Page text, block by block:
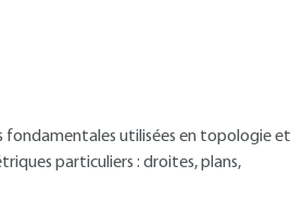
fondamentales utilisées en topologie et
particuliers : droites, plans,